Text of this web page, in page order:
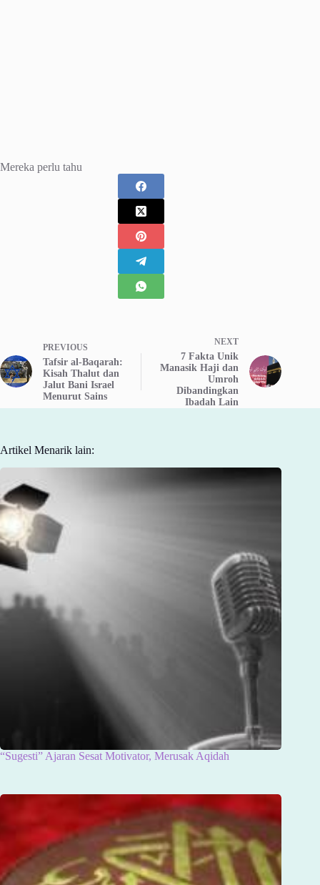
Mereka perlu tahu
PREVIOUS
Tafsir al-Baqarah:
Kisah Thalut dan
Jalut Bani Israel
Menurut Sains
NEXT
7 Fakta Unik
Manasik Haji dan
Umroh
Dibandingkan
Ibadah Lain
Artikel Menarik lain:
“Sugesti” Ajaran Sesat Motivator, Merusak Aqidah